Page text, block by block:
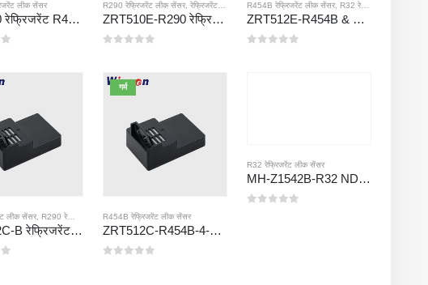
रेफ्रिजरेंट लीक सेंसर
लीक सेंसर
ZRT510 रेफ्रिजरेंट R454B सेंसर मॉड्यूल-उच्च-प्रदर्शन NDIR रेफ्रिजरेंट सेंसर
R290 रेफ्रिजरेंट लीक सेंसर, रेफ्रिजरेंट गैस सेंसर
ZRT510E-R290 रेफ्रिजरेंट सेंसर मॉड्यूल
R454B रेफ्रिजरेंट लीक सेंसर, R32 रेफ्रिजरेंट लीक सेंसर
ZRT512E-R454B & R32 NDIR Refrigerant Detection Module, RS485 HVAC Sensor, UL/IEC Certified
लीक सेंसर, R290 रेफ्रिजरेंट लीक सेंसर , R454B रेफ्रिजरेंट लीक सेंसर
ZRT512C-B रेफ्रिजरेंट डिटेक्शन मॉड्यूल | R32, R454B, R290 के लिए कम वोल्टेज NDIR गैस सेंसर
गर्म
R454B रेफ्रिजरेंट लीक सेंसर
ZRT512C-R454B-4-TI Refrigerant Sensor Module | NDIR Technology for HVAC & Industrial Safety Monitoring
R32 रेफ्रिजरेंट लीक सेंसर
MH-Z1542B-R32 NDIR Refrigerant Sensor | High Sensitivity | Long Lifespan | HVAC & Industrial Safety